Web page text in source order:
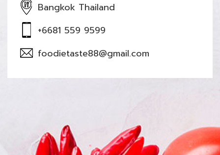
Bangkok Thailand
+6681 559 9599
foodietaste88@gmail.com